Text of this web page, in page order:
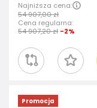
Najniższa cena:
54 907,00 zł
Cena regularna:
54 907,20 zł -2%
Promocja